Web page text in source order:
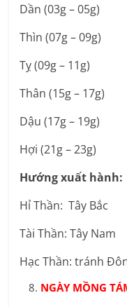
Dần (03g – 05g)
Thìn (07g – 09g)
Tỵ (09g – 11g)
Thân (15g – 17g)
Dậu (17g – 19g)
Hợi (21g – 23g)
Hướng xuất hành:
Hỉ Thần: Tây Bắc
Tài Thần: Tây Nam
Hạc Thần: tránh
NGÀY MỒNG